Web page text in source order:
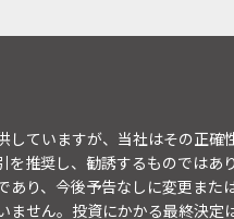
ていますが、当社はその正
推奨し、勧誘するものではあ
り、今後予告なしに変更また
せん。投資にかかる最終決